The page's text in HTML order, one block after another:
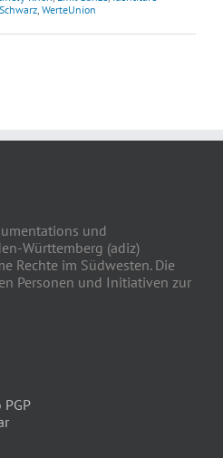
, WerteUnion
und
Württemberg (adiz)
Rechte im Südwesten. Die
Personen und Initiativen zur
PGP